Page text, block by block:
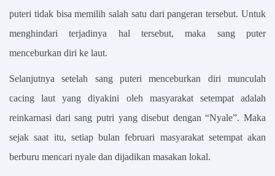
puteri tidak bisa memilih salah satu dari pangeran tersebut. Untuk
menghindari terjadinya hal tersebut, maka sang puter
menceburkan diri ke laut.
Selanjutnya setelah sang puteri menceburkan diri munculah
cacing laut yang diyakini oleh masyarakat setempat adalah
reinkarnasi dari sang putri yang disebut dengan “Nyale”. Maka
sejak saat itu, setiap bulan februari masyarakat setempat akan
berburu mencari nyale dan dijadikan masakan lokal.